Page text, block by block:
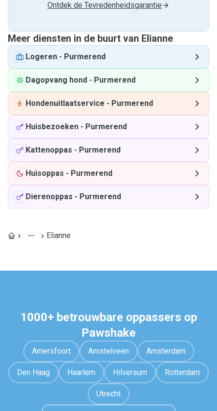
Ontdek de Tevredenheidsgarantie
Meer diensten in de buurt van Elianne
Logeren - Purmerend
Dagopvang hond - Purmerend
Hondenuitlaatservice - Purmerend
Huisbezoeken - Purmerend
Kattenoppas - Purmerend
Huisoppas - Purmerend
Dierenoppas - Purmerend
Elianne
1000+ betrouwbare oppassers op
Pawshake
Amersfoort Amstelveen Amsterdam
Den Haag Haarlem Hilversum Rotterdam
Utrecht